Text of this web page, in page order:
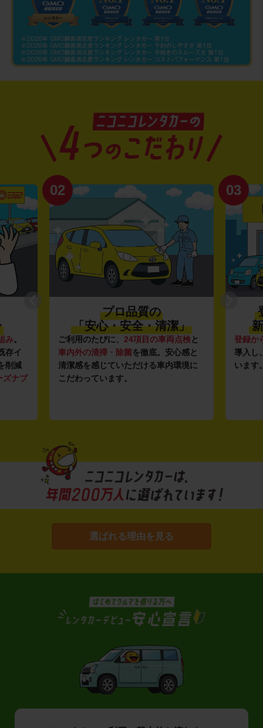
み。
存イ
削減
ズナブ
02
プロ品質の
「安心・安全・清潔」
ご利用のたびに、 24項目の車両点検と
車内外の清掃・除菌を徹底。安心感と
清潔感を感じていただける車内環境に
こだわっています。
03
登録か
導入し
います
選ばれる理由を見る